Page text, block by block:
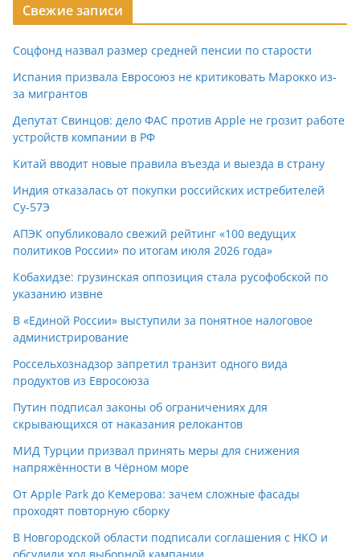
Свежие записи
Соцфонд назвал размер средней пенсии по старости
Испания призвала Евросоюз не критиковать Марокко из-
за мигрантов
Депутат Свинцов: дело ФАС против Apple не грозит работе
устройств компании в РФ
Китай вводит новые правила въезда и выезда в страну
Индия отказалась от покупки российских истребителей
Су-57Э
АПЭК опубликовало свежий рейтинг «100 ведущих
политиков России» по итогам июля 2026 года»
Кобахидзе: грузинская оппозиция стала русофобской по
указанию извне
В «Единой России» выступили за понятное налоговое
администрирование
Россельхознадзор запретил транзит одного вида
продуктов из Евросоюза
Путин подписал законы об ограничениях для
скрывающихся от наказания релокантов
МИД Турции призвал принять меры для снижения
напряжённости в Чёрном море
От Apple Park до Кемерова: зачем сложные фасады
проходят повторную сборку
В Новгородской области подписали соглашения с НКО и